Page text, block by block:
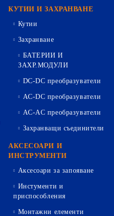
КУТИИ И ЗАХРАНВАНЕ
Кутии
Захранване
БАТЕРИИ И
ЗАХР.МОДУЛИ
DC-DC преобразуватели
AC-DC преобразуватели
AC-AC преобразуватели
Захранващи съединители
АКСЕСОАРИ И
ИНСТРУМЕНТИ
Аксесоари за запояване
Инстументи и
приспособления
Монтажни елементи